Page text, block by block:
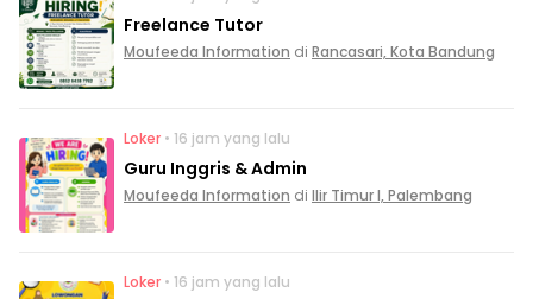
Freelance Tutor
Moufeeda Information di Rancasari, Kota Bandung
Loker • 16 jam yang lalu
Guru Inggris & Admin
Moufeeda Information di Ilir Timur I, Palembang
Loker • 16 jam yang lalu